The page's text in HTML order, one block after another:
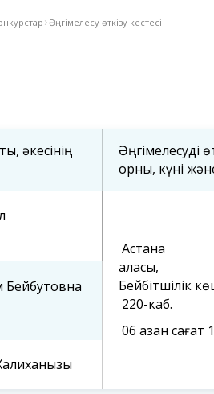
Әңгімелесу өткізу кестесі
әкесінің
Әңгімелесуді
орны, күні
Астана
Бейбітшілік
220-каб.
06 қазан сағат
Бейбутовна